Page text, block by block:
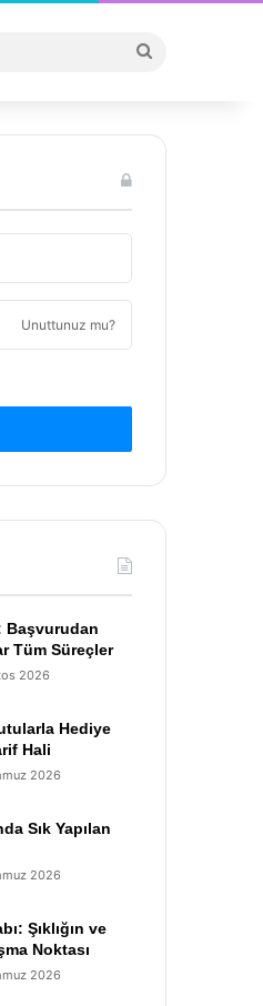
...
Unuttunuz mu?
Başvurudan
Tüm Süreçler
2026
Hediye
Hali
2026
Sık Yapılan
2026
Şıklığın ve
Noktası
2026